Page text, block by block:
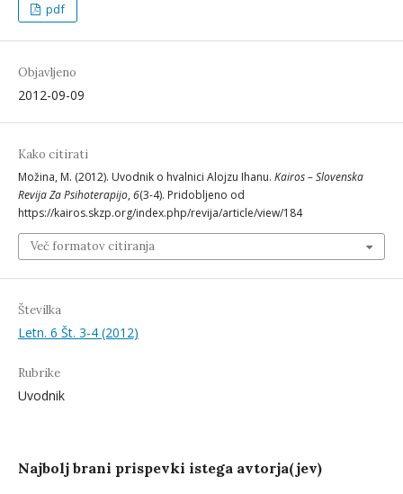
pdf
Objavljeno
2012-09-09
Kako citirati
Možina, M. (2012). Uvodnik o hvalnici Alojzu Ihanu. Kairos – Slovenska
Revija Za Psihoterapijo, 6(3-4). Pridobljeno od
https://kairos.skzp.org/index.php/revija/article/view/184
Več formatov citiranja
Številka
Letn. 6 Št. 3-4 (2012)
Rubrike
Uvodnik
Najbolj brani prispevki istega avtorja(jev)